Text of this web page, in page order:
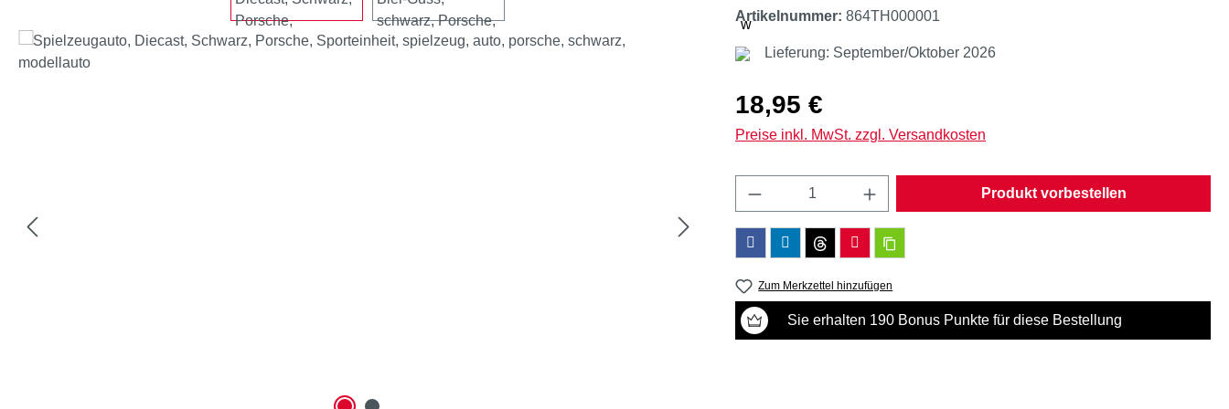
Artikelnummer: 864TH000001
Lieferung: September/Oktober 2026
Regulärer Preis:
18,95 €
Preise inkl. MwSt. zzgl. Versandkosten
Produkt Anzahl: Gib den gewünschten Wert ein
Produkt vorbestellen
Zum Merkzettel hinzufügen
Sie erhalten 190 Bonus Punkte für diese Bestellung